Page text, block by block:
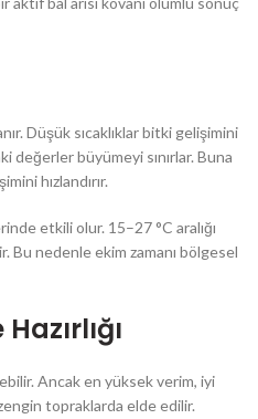
Düşük sıcaklıklar bitki gelişimini
değerler büyümeyi sınırlar. Buna
hızlandırır.
etkili olur. 15–27 °C aralığı
Bu nedenle ekim zamanı bölgesel
Ancak en yüksek verim, iyi
topraklarda elde edilir.